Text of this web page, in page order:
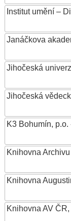
Institut umění –
Janáčkova
Jihočeská
Jihočeská
K3 Bohumín,
Knihovna
Knihovna
Knihovna AV ČR,